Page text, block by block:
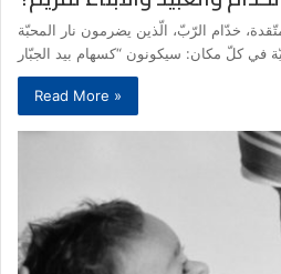
خدّام الرّبّ، الّذين يضرمون نار المحبّة
Read More »